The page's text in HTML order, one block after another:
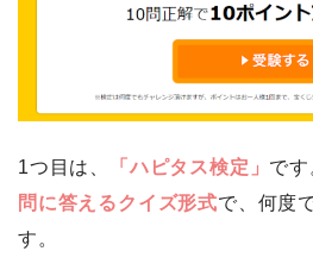
1つ目は、 「ハピタス検定」 で
問に答えるクイズ形式で、何度
す。